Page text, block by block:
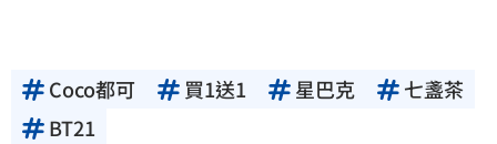
Coco都可 買1送1 星巴克
七盞茶
BT21